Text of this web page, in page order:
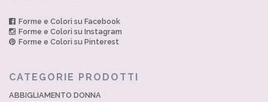
Forme e Colori su Facebook
Forme e Colori su Instagram
Forme e Colori su Pinterest
CATEGORIE PRODOTTI
ABBIGLIAMENTO DONNA